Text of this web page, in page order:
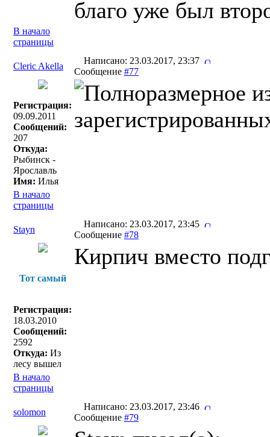
благо уже был
В начало
страницы
Cleric Akella
Написано: 23.03.2017, 23:37
Сообщение #77
Регистрация:
09.09.2011
Сообщений:
207
Откуда:
Рыбинск -
Ярославль
Имя: Илья
В начало
страницы
Stayn
Написано: 23.03.2017, 23:45
Сообщение #78
Тот самый
Регистрация:
18.03.2010
Сообщений:
2592
Откуда: Из
лесу вышел
Кирпич вместо
В начало
страницы
solomon
Написано: 23.03.2017, 23:46
Сообщение #79